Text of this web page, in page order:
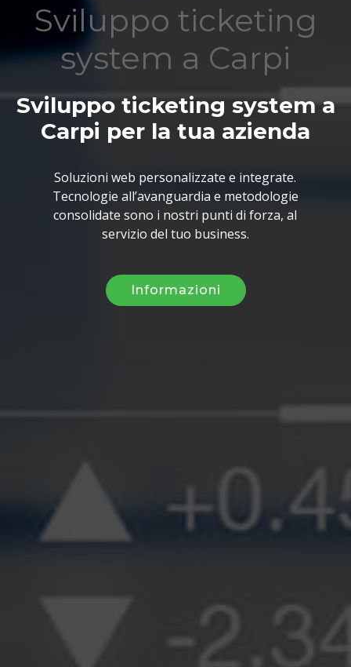
Sviluppo ticketing
system a Carpi
Sviluppo ticketing system a
Carpi per la tua azienda
Soluzioni web personalizzate e integrate.
Tecnologie all’avanguardia e metodologie
consolidate sono i nostri punti di forza, al
servizio del tuo business.
Informazioni